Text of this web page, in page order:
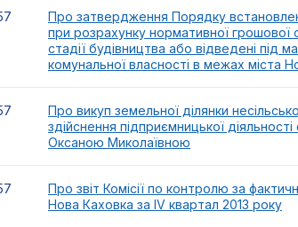
Про затвердження Порядку
при розрахунку нормативної грошової
стадії будівництва або відведені під
комунальної власності в межах міста
Про викуп земельної ділянки
здійснення підприємницької
Оксаною Миколаївною
Про звіт Комісії по контролю за
Нова Каховка за ІV квартал 2013 року